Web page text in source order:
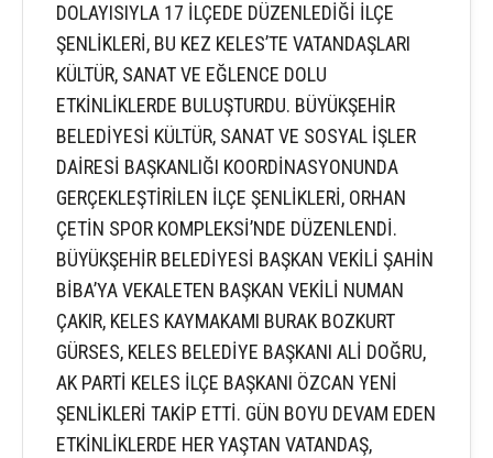
DOLAYISIYLA 17 İLÇEDE DÜZENLEDİĞİ İLÇE
ŞENLİKLERİ, BU KEZ KELES’TE VATANDAŞLARI
KÜLTÜR, SANAT VE EĞLENCE DOLU
ETKİNLİKLERDE BULUŞTURDU. BÜYÜKŞEHİR
BELEDİYESİ KÜLTÜR, SANAT VE SOSYAL İŞLER
DAİRESİ BAŞKANLIĞI KOORDİNASYONUNDA
GERÇEKLEŞTİRİLEN İLÇE ŞENLİKLERİ, ORHAN
ÇETİN SPOR KOMPLEKSİ’NDE DÜZENLENDİ.
BÜYÜKŞEHİR BELEDİYESİ BAŞKAN VEKİLİ ŞAHİN
BİBA’YA VEKALETEN BAŞKAN VEKİLİ NUMAN
ÇAKIR, KELES KAYMAKAMI BURAK BOZKURT
GÜRSES, KELES BELEDİYE BAŞKANI ALİ DOĞRU,
AK PARTİ KELES İLÇE BAŞKANI ÖZCAN YENİ
ŞENLİKLERİ TAKİP ETTİ. GÜN BOYU DEVAM EDEN
ETKİNLİKLERDE HER YAŞTAN VATANDAŞ,